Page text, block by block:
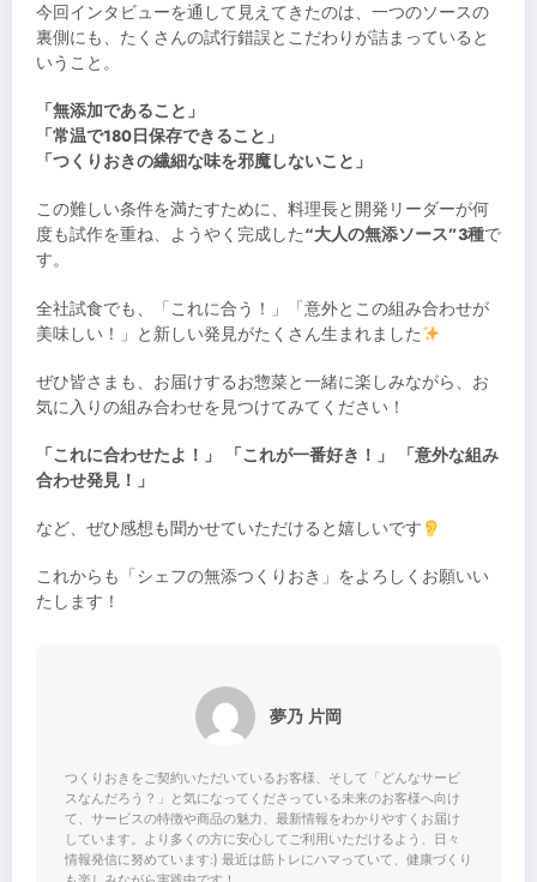
今回インタビューを通して見えてきたのは、一つのソースの
裏側にも、たくさんの試行錯誤とこだわりが詰まっていると
いうこと。
「無添加であること」
「常温で180日保存できること」
「つくりおきの繊細な味を邪魔しないこと」
この難しい条件を満たすために、料理長と開発リーダーが何
度も試作を重ね、ようやく完成した“大人の無添ソース”3種で
す。
全社試食でも、「これに合う！」「意外とこの組み合わせが
美味しい！」と新しい発見がたくさん生まれました
ぜひ皆さまも、お届けするお惣菜と一緒に楽しみながら、お
気に入りの組み合わせを見つけてみてください！
「これに合わせたよ！」 「これが一番好き！」 「意外な組み
合わせ発見！」
など、ぜひ感想も聞かせていただけると嬉しいです
これからも「シェフの無添つくりおき」をよろしくお願いい
たします！
夢乃 片岡
つくりおきをご契約いただいているお客様、そして「どんなサービ
スなんだろう？」と気になってくださっている未来のお客様へ向け
て、サービスの特徴や商品の魅力、最新情報をわかりやすくお届け
しています。より多くの方に安心してご利用いただけるよう、日々
情報発信に努めています:) 最近は筋トレにハマっていて、健康づくり